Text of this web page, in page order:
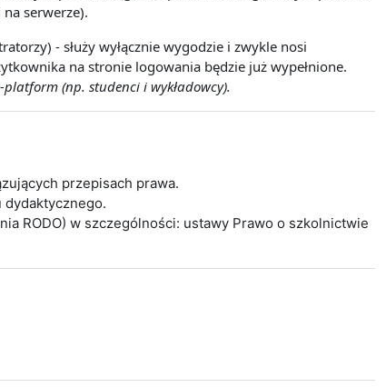
serwerze).
- służy wyłącznie wygodzie i zwykle nosi
na stronie logowania będzie już wypełnione.
(np. studenci i wykładowcy).
przepisach prawa.
RODO) w szczególności: ustawy Prawo o szkolnictwie